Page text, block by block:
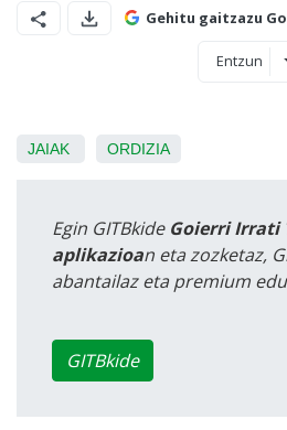
Gehitu gaitzazu
Entzun
JAIAK ORDIZIA
Egin GITBkide Goierri Irrati
aplikazioan eta zozketaz,
abantailaz eta premium
GITBkide